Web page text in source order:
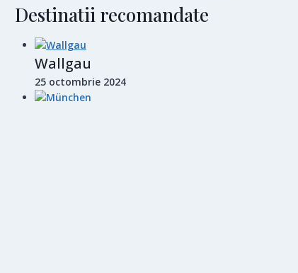
Destinatii recomandate
Wallgau
25 octombrie 2024